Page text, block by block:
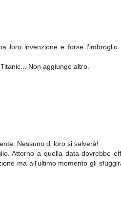
loro invenzione e forse
Non aggiungo altro.
Nessuno di loro si salverà!
Attorno a quella data dovrebbe
ma all'ultimo momento gli